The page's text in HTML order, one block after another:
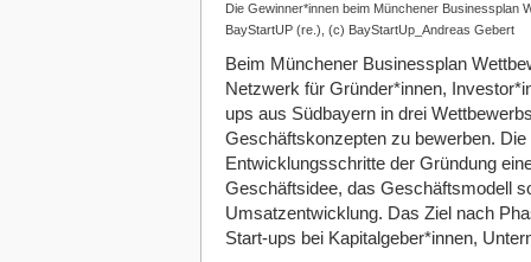
Die Gewinner*innen beim Münchener Businessplan
BayStartUP (re.), (c) BayStartUp_Andreas Gebert
Beim Münchener Businessplan
Netzwerk für Gründer*innen,
ups aus Südbayern in drei
Geschäftskonzepten zu bewerben.
Entwicklungsschritte der Gründung
Geschäftsidee, das Geschäftsmodell
Umsatzentwicklung. Das Ziel nach
Start-ups bei Kapitalgeber*innen,